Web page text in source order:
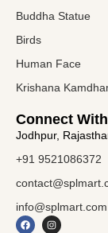
Buddha Statue
Birds
Human Face
Krishana
Connect
Jodhpur,
+91 9521086372
info@splmart.com